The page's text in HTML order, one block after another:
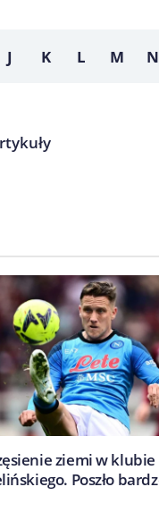
J K L M N
ziemi w klubie
Poszło